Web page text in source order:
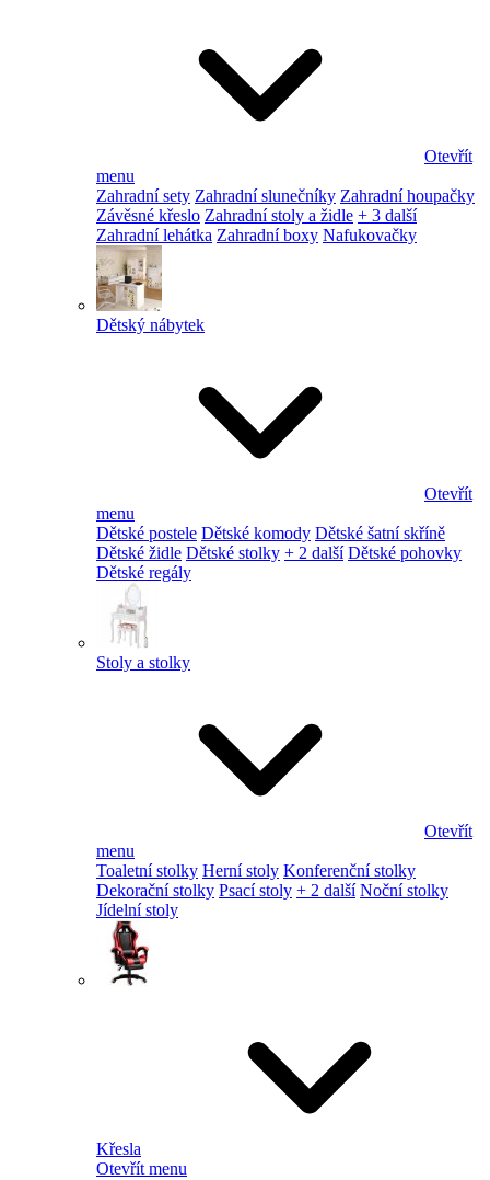
Otevřít
menu
Zahradní sety Zahradní slunečníky Zahradní houpačky
Závěsné křeslo Zahradní stoly a židle + 3 další
Zahradní lehátka Zahradní boxy Nafukovačky
Dětský nábytek
Otevřít
menu
Dětské postele Dětské komody Dětské šatní skříně
Dětské židle Dětské stolky + 2 další Dětské pohovky
Dětské regály
Stoly a stolky
Otevřít
menu
Toaletní stolky Herní stoly Konferenční stolky
Dekorační stolky Psací stoly + 2 další Noční stolky
Jídelní stoly
Křesla
Otevřít menu